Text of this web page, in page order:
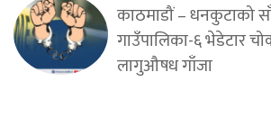
काठमाडौं – धनकुटाको
गाउँपालिका-६ भेडेटार
लागुऔषध गाँजा